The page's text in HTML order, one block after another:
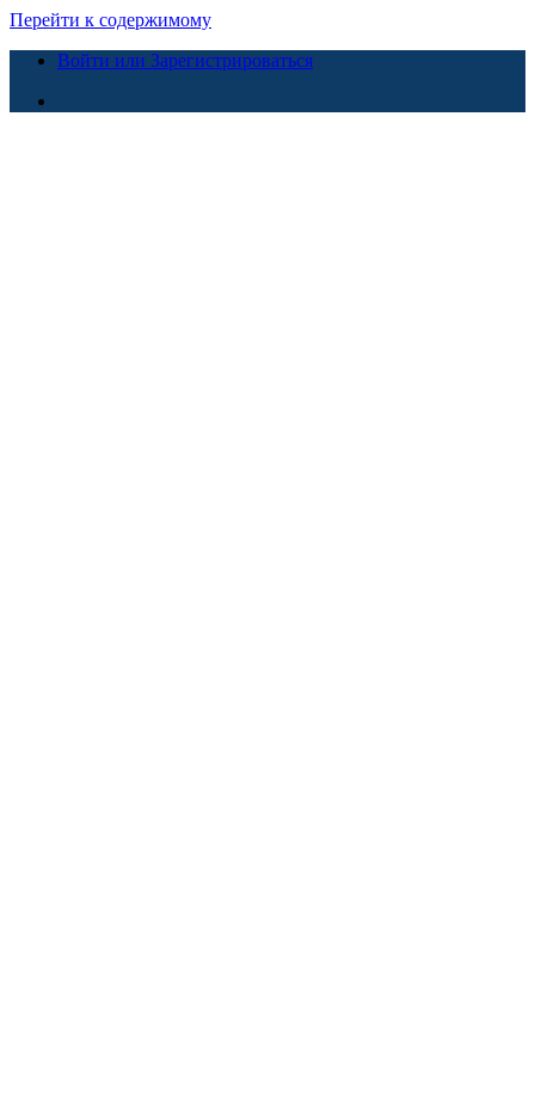
Перейти к содержимому
Войти или Зарегистрироваться